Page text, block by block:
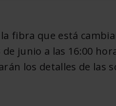
fibra que está
junio a las 16:00
los detalles de las